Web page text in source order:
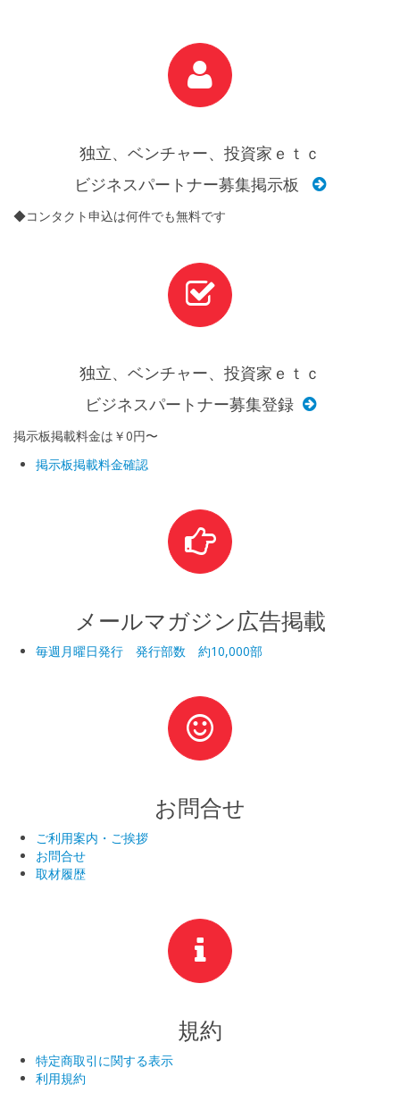
独立、ベンチャー、投資家ｅｔｃ
ビジネスパートナー募集掲示板
◆コンタクト申込は何件でも無料です
独立、ベンチャー、投資家ｅｔｃ
ビジネスパートナー募集登録
掲示板掲載料金は￥0円〜
掲示板掲載料金確認
メールマガジン広告掲載
毎週月曜日発行 発行部数 約10,000部
お問合せ
ご利用案内・ご挨拶
お問合せ
取材履歴
規約
特定商取引に関する表示
利用規約